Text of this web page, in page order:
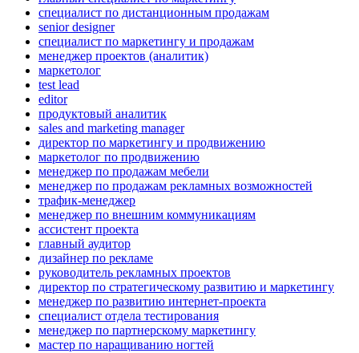
специалист по дистанционным продажам
senior designer
специалист по маркетингу и продажам
менеджер проектов (аналитик)
маркетолог
test lead
editor
продуктовый аналитик
sales and marketing manager
директор по маркетингу и продвижению
маркетолог по продвижению
менеджер по продажам мебели
менеджер по продажам рекламных возможностей
трафик-менеджер
менеджер по внешним коммуникациям
ассистент проекта
главный аудитор
дизайнер по рекламе
руководитель рекламных проектов
директор по стратегическому развитию и маркетингу
менеджер по развитию интернет-проекта
специалист отдела тестирования
менеджер по партнерскому маркетингу
мастер по наращиванию ногтей